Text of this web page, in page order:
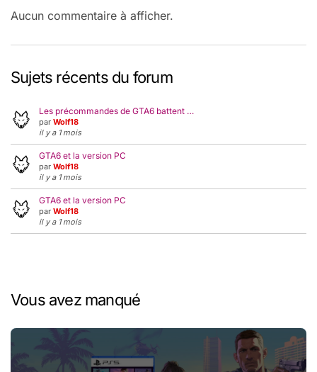
Aucun commentaire à afficher.
Sujets récents du forum
Les précommandes de GTA6 battent …
par Wolf18
il y a 1 mois
GTA6 et la version PC
par Wolf18
il y a 1 mois
GTA6 et la version PC
par Wolf18
il y a 1 mois
Vous avez manqué